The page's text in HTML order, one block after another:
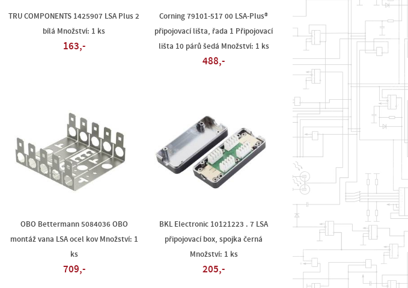
TRU COMPONENTS 1425907 LSA Plus 2
bílá Množství: 1 ks
163,-
Corning 79101-517 00 LSA-Plus®
připojovací lišta, řada 1 Připojovací
lišta 10 párů šedá Množství: 1 ks
488,-
OBO Bettermann 5084036 OBO
montáž vana LSA ocel kov Množství: 1
ks
709,-
BKL Electronic 10121223 . 7 LSA
připojovací box, spojka černá
Množství: 1 ks
205,-